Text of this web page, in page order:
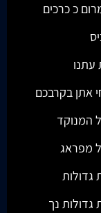
כ כרכים
עתנו
אתן בקרבכם
המנוקד
מפראג
גדולות
גדולות נך